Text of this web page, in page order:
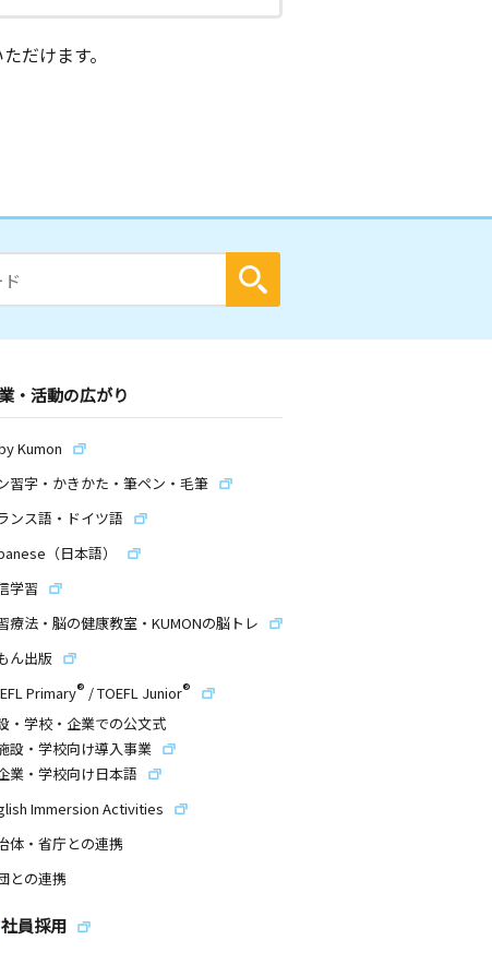
だけます。
・活動の広がり
Kumon
習字・かきかた・筆ペン・毛筆
ンス語・ドイツ語
（日本語）
学習
療法・脳の健康教室・KUMONの脳トレ
ん出版
Primary® /TOEFL Junior®
・学校・企業での公文式
設・学校向け導入事業
業・学校向け日本語
Immersion Activities
体・省庁との連携
との連携
社員採用